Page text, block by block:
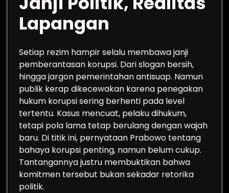
Lapangan
Setiap rezim hampir selalu membawa janji
pemberantasan korupsi. Dari slogan bersih,
hingga jargon pemerintahan antisuap. Namun
publik kerap dikecewakan karena penegakan
hukum korupsi sering berhenti pada level
tertentu. Kasus mencuat, pelaku dihukum,
tetapi pola lama tetap berulang dengan wajah
baru. Di titik ini, pernyataan Prabowo tentang
bahaya korupsi penting, namun belum cukup.
Tantangannya justru membuktikan bahwa
komitmen tersebut bukan sekadar retorika
politik.